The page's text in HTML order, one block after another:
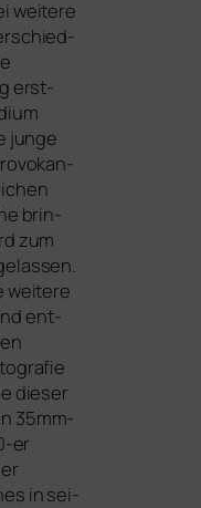
wei­te­re
erst­
jun­ge
brin­
zum
wei­te­re
ent­
die­ser
35mm-
er
in sei­